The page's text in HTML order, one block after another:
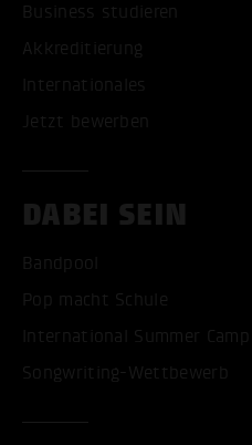
Business studieren
Akkreditierung
Internationales
Jetzt bewerben
DABEI SEIN
Bandpool
Pop macht Schule
International Summer Camp
Songwriting-Wettbewerb